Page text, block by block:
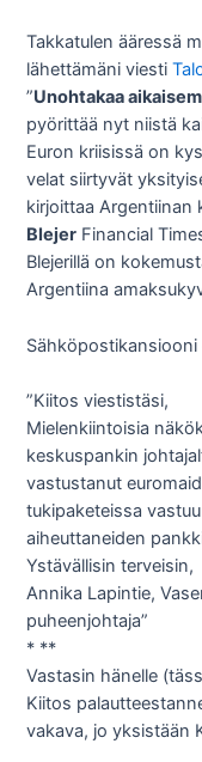
Takkatulen ääressä
lähettämäni viesti
”Unohtakaa
pyörittää nyt niistä
Euron kriisissä on
velat siirtyvät
kirjoittaa Argentiinan
Blejer Financial
Blejerillä on
Argentiina
Sähköpostikansiooni
”Kiitos viestistäsi,
Mielenkiintoisia
keskuspankin
vastustanut
tukipaketeissa
aiheuttaneiden
Ystävällisin terveisin,
Annika Lapintie,
puheenjohtaja”
* **
Vastasin hänelle
Kiitos
vakava, jo yksistään